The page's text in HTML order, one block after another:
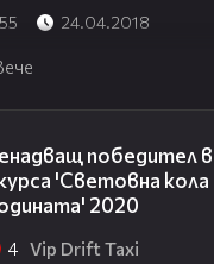
24.04.2018
победител в
'Световна кола
2020
4 Vip Drift Taxi